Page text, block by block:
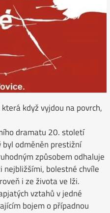
když vyjdou na povrch,
dramatu 20. století
odměněn prestižní
způsobem odhaluje
nejbližšími, bolestné chvíle
i ze života ve lži.
vztahů v jedné
bojem o případnou